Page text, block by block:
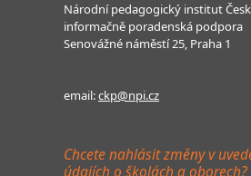
Národní pedagogický institut
informačně poradenská podpora
Senovážné náměstí 25, Praha 1
email:ckp@npi.cz
Chcete nahlásit změny v
údajích o školách a oborech?